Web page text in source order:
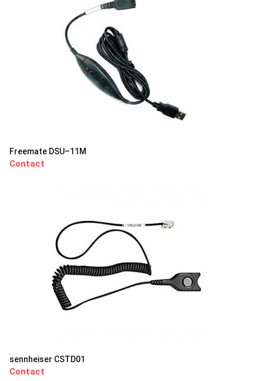
Freemate DSU–11M
Contact
sennheiser CSTD01
Contact